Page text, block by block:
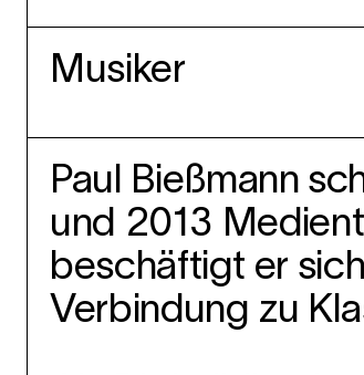
Musiker
Paul Bießmann
und 2013
beschäftigt er
Verbindung zu